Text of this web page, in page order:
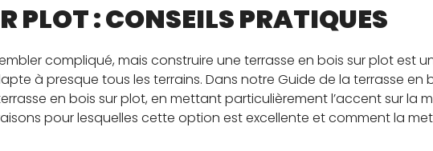
PLOT : CONSEILS PRATIQUES
compliqué, mais construire une terrasse en bois sur plot est
à presque tous les terrains. Dans notre Guide de la terrasse en
en bois sur plot, en mettant particulièrement l’accent sur la
raisons pour lesquelles cette option est excellente et comment la